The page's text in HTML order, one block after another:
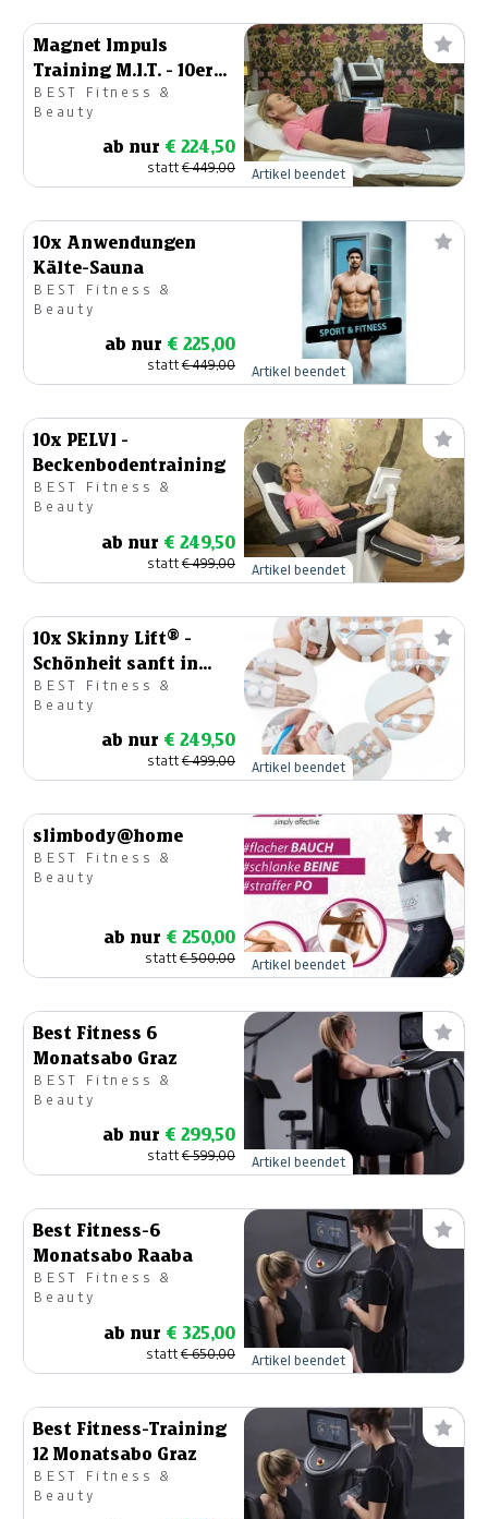
Magnet Impuls
Training M.I.T. - 10er
Karte
BEST Fitness &
Beauty
ab nur € 224,50
statt€ 449,00 Artikel beendet
10x Anwendungen
Kälte-Sauna
BEST Fitness &
Beauty
ab nur € 225,00
statt€ 449,00 Artikel beendet
10x PELVI -
Beckenbodentraining
BEST Fitness &
Beauty
ab nur € 249,50
statt€ 499,00 Artikel beendet
10x Skinny Lift® -
Schönheit sanft in
Form gebracht - NEU!
BEST Fitness &
Beauty
ab nur € 249,50
statt€ 499,00 Artikel beendet
slimbody@home
BEST Fitness &
Beauty
ab nur € 250,00
statt€ 500,00 Artikel beendet
Best Fitness 6
Monatsabo Graz
BEST Fitness &
Beauty
ab nur € 299,50
statt€ 599,00 Artikel beendet
Best Fitness-6
Monatsabo Raaba
BEST Fitness &
Beauty
ab nur € 325,00
statt€ 650,00 Artikel beendet
Best Fitness-Training
12 Monatsabo Graz
BEST Fitness &
Beauty